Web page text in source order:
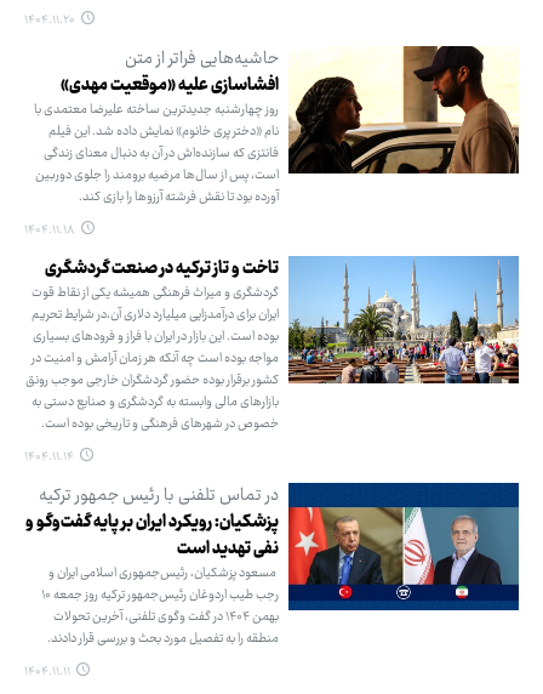
۱۴۰۴.۱۱.۲۰
حاشیه‌هایی فراتر از متن
افشاسازی علیه «موقعیت مهدی»
روز چهارشنبه جدیدترین ساخته علیرضا معتمدی با
نام «دختر پری خانوم» نمایش داده شد. این فیلم
فانتزی که سازنده‌اش در آن به دنبال معنای زندگی
است، پس از سال‌ها مرضیه برومند را جلوی دوربین
آورده بود تا نقش فرشته آرزوها را بازی کند.
۱۴۰۴.۱۱.۱۸
تاخت و تاز ترکیه در صنعت گردشگری
گردشگری و میراث فرهنگی همیشه یکی از نقاط قوت
ایران برای درآمدزایی میلیارد دلاری آن،در شرایط تحریم
بوده است. این بازار در ایران با فراز و فرودهای بسیاری
مواجه بوده است چه آنکه هر زمان آرامش و امنیت در
کشور برقرار بوده حضور گردشگران خارجی موجب رونق
بازارهای مالی وابسته به گردشگری و صنایع دستی به
خصوص در شهرهای فرهنگی و تاریخی بوده است.
۱۴۰۴.۱۱.۱۴
در تماس تلفنی با رئیس جمهور ترکیه
پزشکیان: رویکرد ایران بر پایه گفت‌وگو و
نفی تهدید است
مسعود پزشکیان، رئیس‌جمهوری اسلامی ایران و
رجب طیب اردوغان رئیس‌جمهور ترکیه روز جمعه ۱۰
بهمن ۱۴۰۴ در گفت وگوی تلفنی، آخرین تحولات
منطقه را به تفصیل مورد بحث و بررسی قرار دادند.
۱۴۰۴.۱۱.۱۱